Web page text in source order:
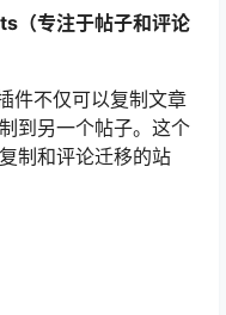
（专注于帖子和评论
件不仅可以复制文章
到另一个帖子。这个
制和评论迁移的站